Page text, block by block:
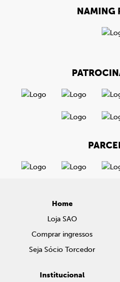
NAMING
Home
Loja SAO
Comprar ingressos
Seja Sócio Torcedor
Institucional